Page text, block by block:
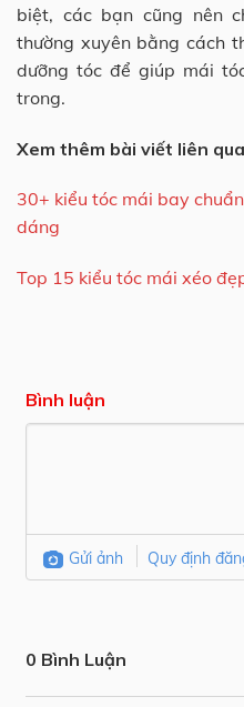
biệt, các bạn cũng nên
thường xuyên bằng cách
dưỡng tóc để giúp mái
trong.
Xem thêm bài viết liên
30+ kiểu tóc mái bay
dáng
Top 15 kiểu tóc mái xéo
Bình luận
Gửi ảnh Quy định
0 Bình Luận